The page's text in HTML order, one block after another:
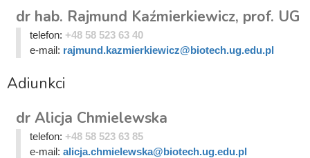
dr hab. Rajmund Kaźmierkiewicz, prof. UG
telefon: +48 58 523 63 40
e-mail: rajmund.kazmierkiewicz@biotech.ug.edu.pl
Adiunkci
dr Alicja Chmielewska
telefon: +48 58 523 63 85
e-mail: alicja.chmielewska@biotech.ug.edu.pl